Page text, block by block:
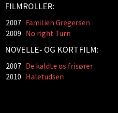
FILMROLLER:
2007 Familien Gregersen
2009 No right Turn
NOVELLE- OG KORTFILM:
2007 De kaldte os frisører
2010 Haletudsen